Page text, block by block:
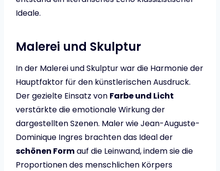
Ideale.
Malerei und Skulptur
In der Malerei und Skulptur war die Harmonie der
Hauptfaktor für den künstlerischen Ausdruck.
Der gezielte Einsatz von Farbe und Licht
verstärkte die emotionale Wirkung der
dargestellten Szenen. Maler wie Jean-Auguste-
Dominique Ingres brachten das Ideal der
schönen Formauf die Leinwand, indem sie die
Proportionen des menschlichen Körpers